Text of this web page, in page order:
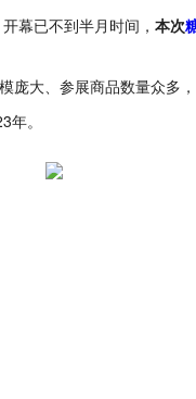
开幕已不到半月时间， 本次
庞大、参展商品数量众多
。